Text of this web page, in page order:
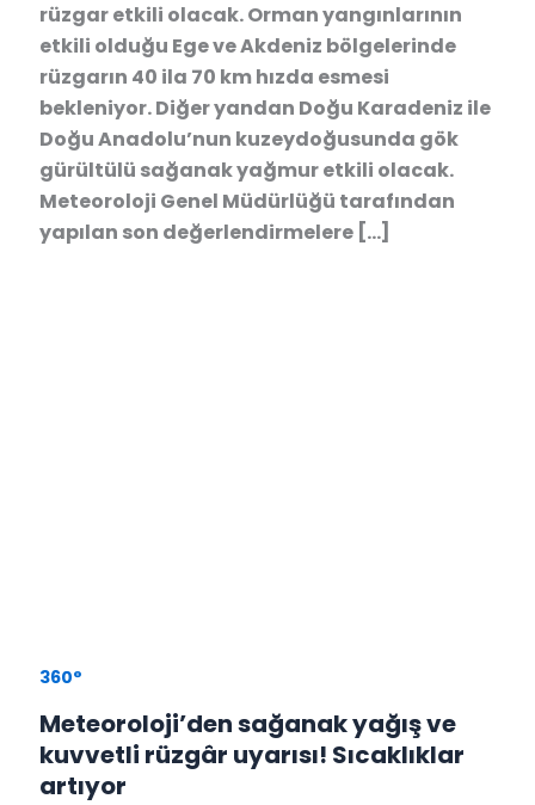
rüzgar etkili olacak. Orman yangınlarının
etkili olduğu Ege ve Akdeniz bölgelerinde
rüzgarın 40 ila 70 km hızda esmesi
bekleniyor. Diğer yandan Doğu Karadeniz ile
Doğu Anadolu’nun kuzeydoğusunda gök
gürültülü sağanak yağmur etkili olacak.
Meteoroloji Genel Müdürlüğü tarafından
yapılan son değerlendirmelere […]
360°
Meteoroloji’den sağanak yağış ve
kuvvetli rüzgâr uyarısı! Sıcaklıklar
artıyor